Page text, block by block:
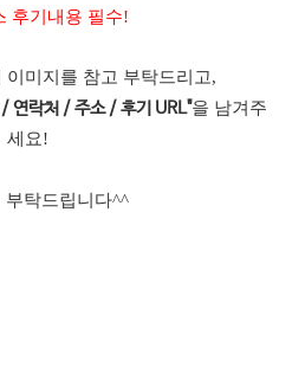
후기내용 필수!
이미지를 참고 부탁드리고,
/ 연락처 / 주소 / 후기 URL"을 남겨주
세요!
부탁드립니다^^